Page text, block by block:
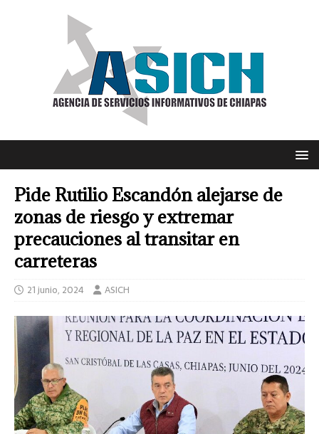
Pide Rutilio Escandón alejarse de
zonas de riesgo y extremar
precauciones al transitar en
carreteras
21 junio, 2024 ASICH